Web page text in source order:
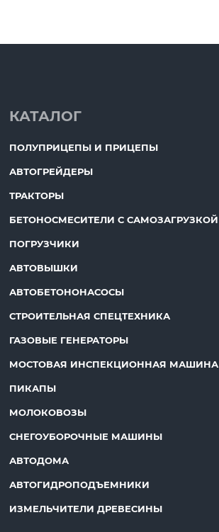
КАТАЛОГ
ПОЛУПРИЦЕПЫ И ПРИЦЕПЫ
АВТОГРЕЙДЕРЫ
ТРАКТОРЫ
БЕТОНОСМЕСИТЕЛИ С САМОЗАГРУЗКОЙ
ПОГРУЗЧИКИ
АВТОВЫШКИ
АВТОБЕТОНОНАСОСЫ
СТРОИТЕЛЬНАЯ СПЕЦТЕХНИКА
ГАЗОВЫЕ ГЕНЕРАТОРЫ
МОСТОВАЯ ИНСПЕКЦИОННАЯ МАШИНА
ПИКАПЫ
МОЛОКОВОЗЫ
СНЕГОУБОРОЧНЫЕ МАШИНЫ
АВТОДОМА
АВТОГИДРОПОДЪЕМНИКИ
ИЗМЕЛЬЧИТЕЛИ ДРЕВЕСИНЫ